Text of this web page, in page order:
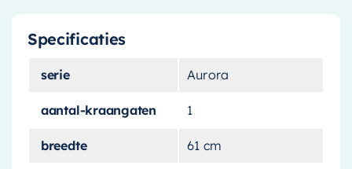
praktisch, deze wastafel combineert een
modern design
uitmuntende
Verfijnd Design
Specificaties
serie Aurora
aantal-kraangaten 1
breedte 61 cm